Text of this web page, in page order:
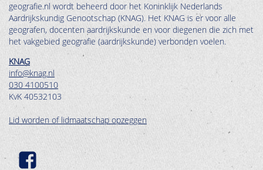
geografie.nl wordt beheerd door het Koninklijk Nederlands
Aardrijkskundig Genootschap (KNAG). Het KNAG is er voor alle
geografen, docenten aardrijkskunde en voor diegenen die zich met
het vakgebied geografie (aardrijkskunde) verbonden voelen.
KNAG
info@knag.nl
030 4100510
KvK 40532103
Lid worden of lidmaatschap opzeggen